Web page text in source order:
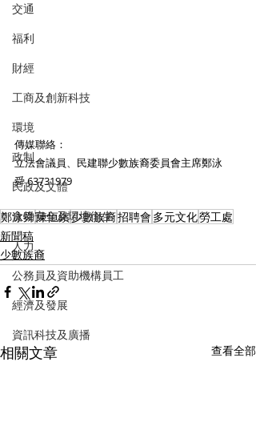
交通
福利
財經
工商及創新科技
環境
政制
民政及文體
食物安全及環境衛生
人力
公務員及資助機構員工
經濟及發展
資訊科技及廣播
傳媒聯絡：
立法會議員、民建聯少數族裔委員會主席鄭泳
舜 63731979
鄭泳舜陳恒鑌少數族裔招聘會 多元文化勞工處
新聞稿
少數族裔
相關文章 查看全部